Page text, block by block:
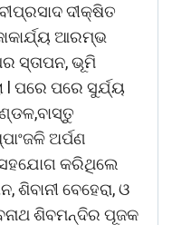
ଦୀକ୍ଷିତ
ଆରମ୍ଭ
ସ୍ତାପନ, ଭୂମି
l ପରେ ପରେ ସୁର୍ଯ୍ୟ
ଅର୍ପଣ
ସହଯୋଗ କରିଥିଲେ
ଶିବାନୀ ବେହେରା, ଓ
ଶିବମନ୍ଦିର ପୂଜକ